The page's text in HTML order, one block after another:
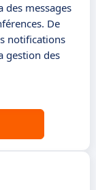
des messages
De
notifications
gestion des